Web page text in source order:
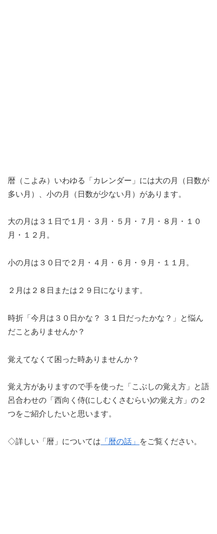
暦（こよみ）いわゆる「カレンダー」には大の月（日数が
多い月）、小の月（日数が少ない月）があります。
大の月は３１日で１月・３月・５月・７月・８月・１０
月・１２月。
小の月は３０日で２月・４月・６月・９月・１１月。
２月は２８日または２９日になります。
時折「今月は３０日かな？ ３１日だったかな？」と悩ん
だことありませんか？
覚えてなくて困った時ありませんか？
覚え方がありますので手を使った「こぶしの覚え方」と語
呂合わせの「西向く侍(にしむくさむらい)の覚え方」の２
つをご紹介したいと思います。
◇詳しい「暦」については 「暦の話」 をご覧ください。